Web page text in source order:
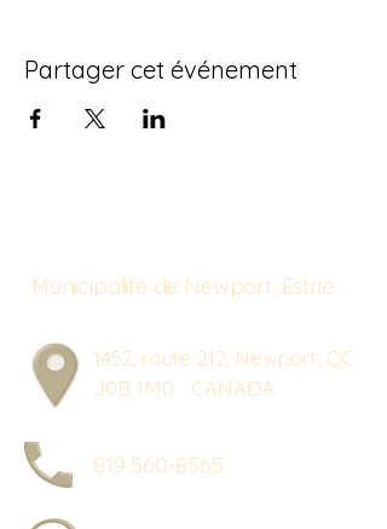
Partager cet événement
Municipalité de Newport, Estrie
1452, route 212, Newport, QC
J0B 1M0 CANADA
819 560-8565